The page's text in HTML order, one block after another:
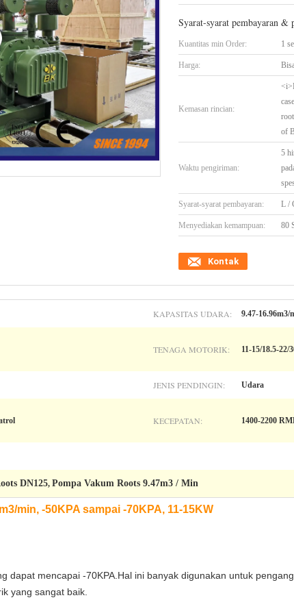
Syarat-syarat pembayaran &
Kuantitas min Order: 1
Harga:
Kemasan rincian:
of
Waktu pengiriman:
5
Syarat-syarat pembayaran: L /
Menyediakan kemampuan: 80
Kontak
KAPASITAS UDARA: 9.47-16.96m3/
TENAGA MOTORIK: 11-15/18.5-22/
JENIS PENDINGIN: Udara
KECEPATAN: 1400-2200
DN125, Pompa Vakum Roots 9.47m3 / Min
min, -50KPA sampai -70KPA, 11-15KW
dapat mencapai -70KPA.Hal ini banyak digunakan untuk
yang sangat baik.